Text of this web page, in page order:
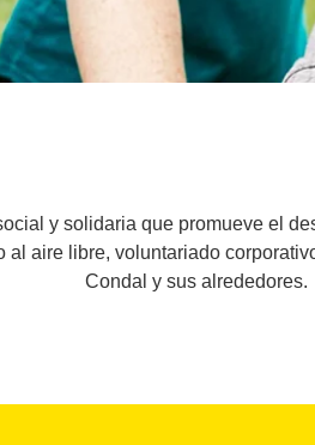
y solidaria que promueve el
aire libre, voluntariado
Condal y sus alrededores.